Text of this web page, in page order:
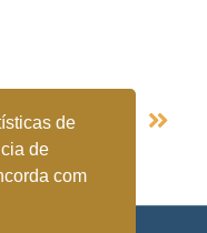
de
de
com